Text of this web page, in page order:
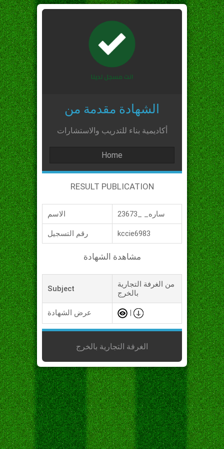
الشهادة مقدمة من
أكاديمية بناء للتدريب والاستشارات
Home
RESULT PUBLICATION
الاسم ساره_ _23673
رقم التسجيل kccie6983
مشاهدة الشهادة
Subject
من الغرفة التجارية
بالخرج
عرض الشهادة
الغرفة التجارية بالخرج